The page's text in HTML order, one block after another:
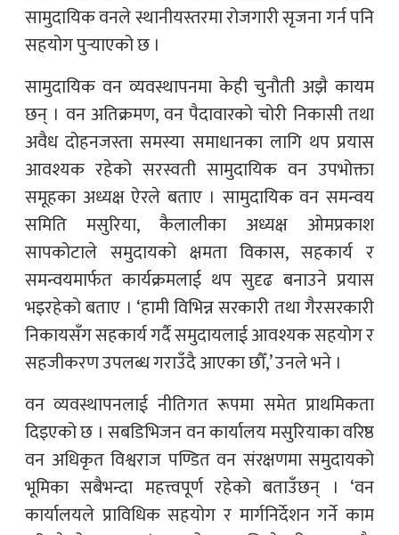
सामुदायिक वनले स्थानीयस्तरमा रोजगारी सृजना गर्न पनि
सहयोग पुर्‍याएको छ ।
सामुदायिक वन व्यवस्थापनमा केही चुनौती अझै कायम
छन् । वन अतिक्रमण, वन पैदावारको चोरी निकासी तथा
अवैध दोहनजस्ता समस्या समाधानका लागि थप प्रयास
आवश्यक रहेको सरस्वती सामुदायिक वन उपभोक्ता
समूहका अध्यक्ष ऐरले बताए । सामुदायिक वन समन्वय
समिति मसुरिया, कैलालीका अध्यक्ष ओमप्रकाश
सापकोटाले समुदायको क्षमता विकास, सहकार्य र
समन्वयमार्फत कार्यक्रमलाई थप सुदृढ बनाउने प्रयास
भइरहेको बताए । ‘हामी विभिन्न सरकारी तथा गैरसरकारी
निकायसँग सहकार्य गर्दै समुदायलाई आवश्यक सहयोग र
सहजीकरण उपलब्ध गराउँदै आएका छौँ,’ उनले भने ।
वन व्यवस्थापनलाई नीतिगत रूपमा समेत प्राथमिकता
दिइएको छ । सबडिभिजन वन कार्यालय मसुरियाका वरिष्ठ
वन अधिकृत विश्वराज पण्डित वन संरक्षणमा समुदायको
भूमिका सबैभन्दा महत्त्वपूर्ण रहेको बताउँछन् । ‘वन
कार्यालयले प्राविधिक सहयोग र मार्गनिर्देशन गर्ने काम